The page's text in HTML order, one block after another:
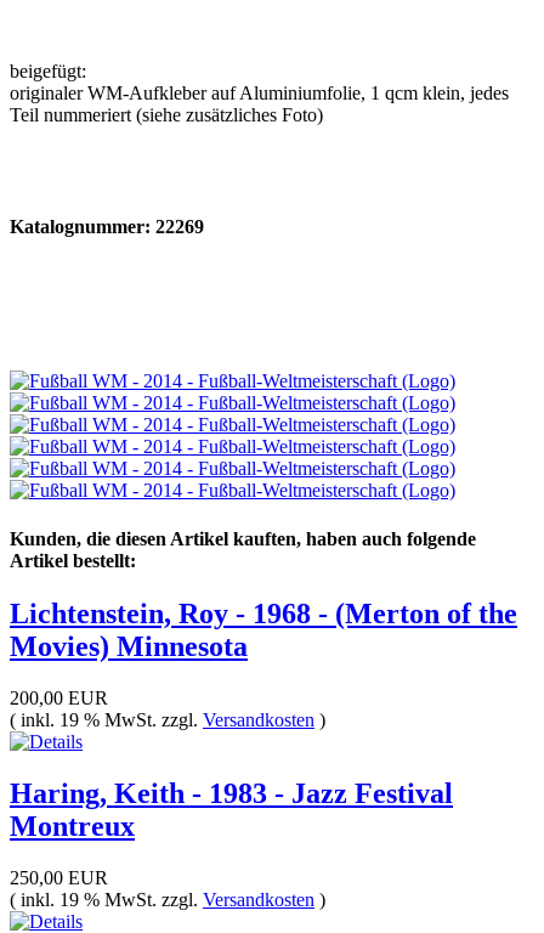
beigefügt:
originaler WM-Aufkleber auf Aluminiumfolie, 1 qcm klein, jedes
Teil nummeriert (siehe zusätzliches Foto)
Katalognummer: 22269
Kunden, die diesen Artikel kauften, haben auch folgende
Artikel bestellt:
Lichtenstein, Roy - 1968 - (Merton of the
Movies) Minnesota
200,00 EUR
( inkl. 19 % MwSt. zzgl. Versandkosten )
Haring, Keith - 1983 - Jazz Festival
Montreux
250,00 EUR
( inkl. 19 % MwSt. zzgl. Versandkosten )